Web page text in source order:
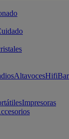
AltavocesHifi
Impresoras